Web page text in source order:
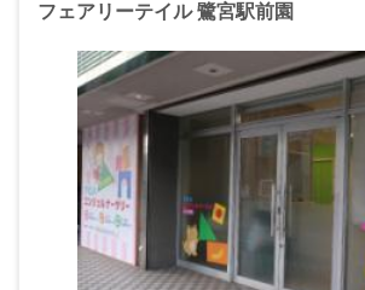
フェアリーテイル 鷺宮駅前園